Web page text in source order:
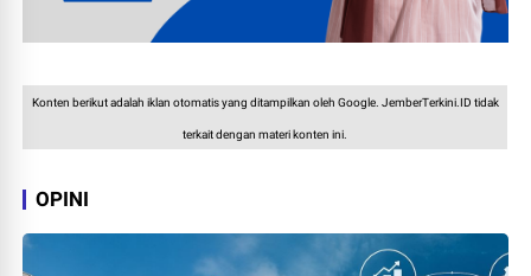
Konten berikut adalah iklan otomatis yang ditampilkan oleh Google. JemberTerkini.ID tidak
terkait dengan materi konten ini.
OPINI